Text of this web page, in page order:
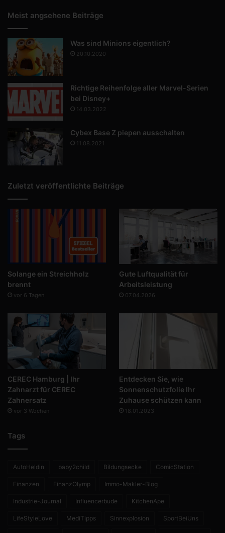
Meist angsehene Beiträge
Was sind Minions eigentlich?
20.10.2020
Richtige Reihenfolge aller Marvel-Serien
bei Disney+
14.03.2022
Cybex Base Z piepen ausschalten
11.08.2021
Zuletzt veröffentlichte Beiträge
Solange ein Streichholz
brennt
vor 6 Tagen
Gute Luftqualität für
Arbeitsleistung
07.04.2026
CEREC Hamburg | Ihr
Zahnarzt für CEREC
Zahnersatz
vor 3 Wochen
Entdecken Sie, wie
Sonnenschutzfolie Ihr
Zuhause schützen kann
18.01.2023
Tags
AutoHeldin baby2child Bildungsecke ComicStation
Finanzen FinanzOlymp Immo-Makler-Blog
Industrie-Journal Influencerbude KitchenApe
LifeStyleLove MediTipps Sinnexplosion SportBeiUns